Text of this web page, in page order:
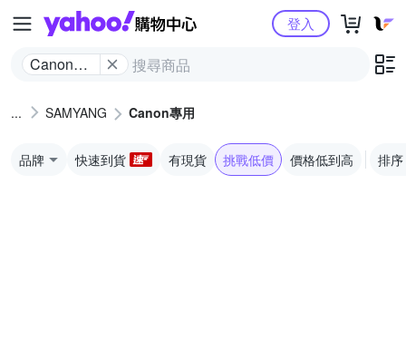
Yahoo購物中心
Canon專
登入
SAMYANG Canon專用
品牌 快速到貨 有現貨 挑戰低價 價格低到高 排序